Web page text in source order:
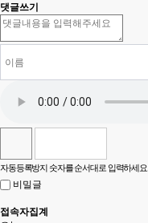
댓글쓰기
자동등록방지 숫자를 순서대로 입력하세요.
비밀글
접속자집계